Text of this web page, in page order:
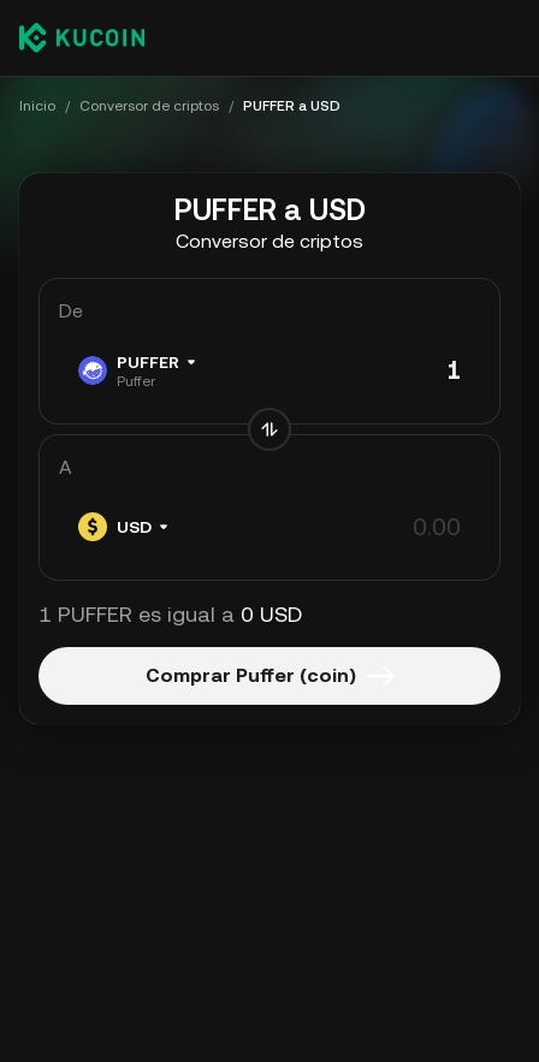
Inicio / Conversor de criptos / PUFFER a USD
PUFFER a USD
Conversor de criptos
De
PUFFER
Puffer
A
USD
1 PUFFER es igual a 0 USD
Comprar Puffer (coin)